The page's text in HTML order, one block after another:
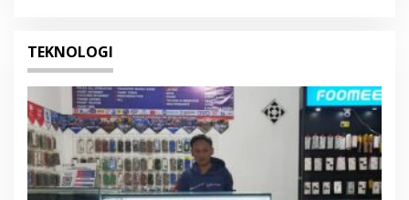
TEKNOLOGI